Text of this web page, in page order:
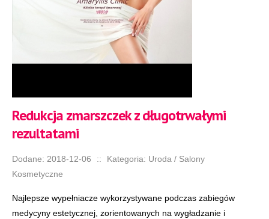
Redukcja zmarszczek z długotrwałymi
rezultatami
Dodane: 2018-12-06 ::
Kategoria: Uroda / Salony
Kosmetyczne
Najlepsze wypełniacze wykorzystywane podczas zabiegów
medycyny estetycznej, zorientowanych na wygładzanie i